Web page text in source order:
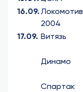
16.09.Локомотив
2004
17.09. Витязь
Динамо
Спартак